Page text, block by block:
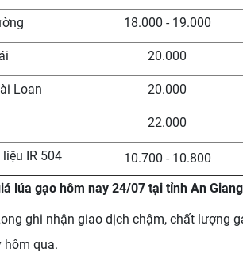
18.000 - 19.000
20.000
Loan 20.000
22.000
IR 504 10.700 - 10.800
lúa gạo hôm nay 24/07 tại tỉnh An
ghi nhận giao dịch chậm, chất lượng
hôm qua.